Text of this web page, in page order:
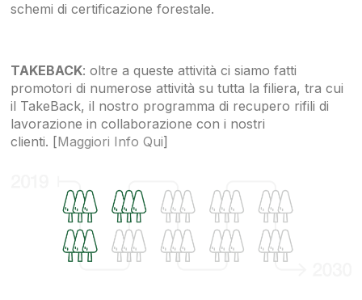
schemi di certificazione forestale.
TAKEBACK: oltre a queste attività ci siamo fatti
promotori di numerose attività su tutta la filiera, tra cui
il TakeBack, il nostro programma di recupero rifili di
lavorazione in collaborazione con i nostri
clienti. [Maggiori Info Qui]